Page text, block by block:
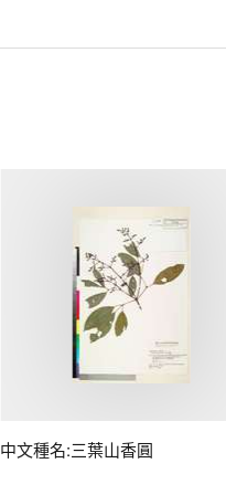
中文種名:三葉山香圓